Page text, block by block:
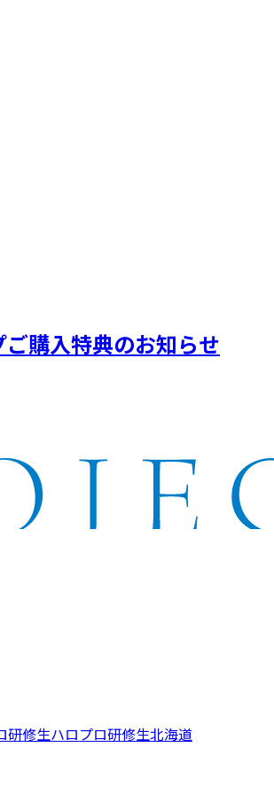
購入特典のお知らせ
研修生ハロプロ研修生北海道